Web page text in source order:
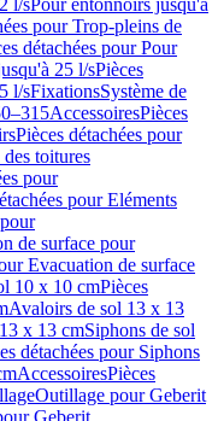
l/sPour entonnoirs jusqu'à
pour Trop-pleins de
détachées pour Pour
25 l/sPièces
l/sFixationsSystème de
AccessoiresPièces
Pièces détachées pour
toitures
pour
pour Eléments
de surface pour
Evacuation de surface
10 x 10 cmPièces
Avaloirs de sol 13 x 13
x 13 cmSiphons de sol
détachées pour Siphons
AccessoiresPièces
Outillage pour Geberit
Geberit